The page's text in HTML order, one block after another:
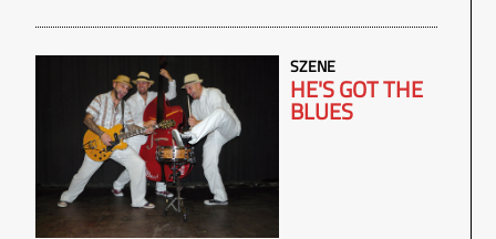
SZENE
HE'S GOT THE
BLUES